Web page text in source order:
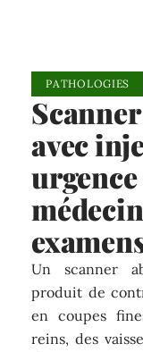
PATHOLOGIES
avec
Un scanner
produit de
en coupes
reins, des